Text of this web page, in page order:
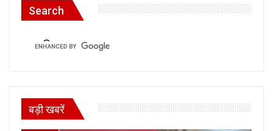
Search
बड़ी खबरें